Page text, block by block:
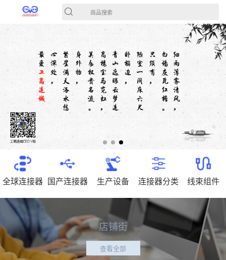
商品搜索
全球连接器 国产连接器 生产设备 连接器分类 线束组件
店铺街
查看全部